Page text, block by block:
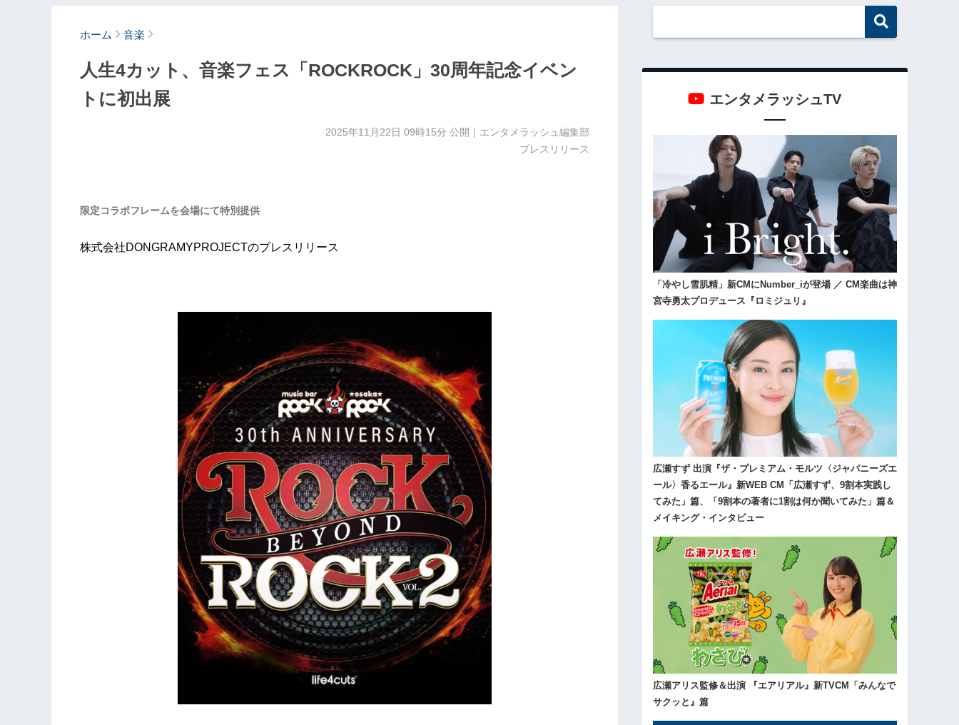
ホーム 音楽
人生4カット、音楽フェス「ROCKROCK」30周年記念イベン
トに初出展
2025年11月22日 09時15分 公開｜エンタメラッシュ編集部
プレスリリース
限定コラボフレームを会場にて特別提供
株式会社DONGRAMYPROJECTのプレスリリース
エンタメラッシュTV
「冷やし雪肌精」新CMにNumber_iが登場 ／ CM楽曲は神
宮寺勇太プロデュース『ロミジュリ』
広瀬すず 出演『ザ・プレミアム・モルツ〈ジャパニーズエ
ール〉香るエール』新WEB CM「広瀬すず、9割本実践し
てみた」篇、「9割本の著者に1割は何か聞いてみた」篇＆
メイキング・インタビュー
広瀬アリス監修＆出演 『エアリアル』新TVCM「みんなで
サクッと』篇